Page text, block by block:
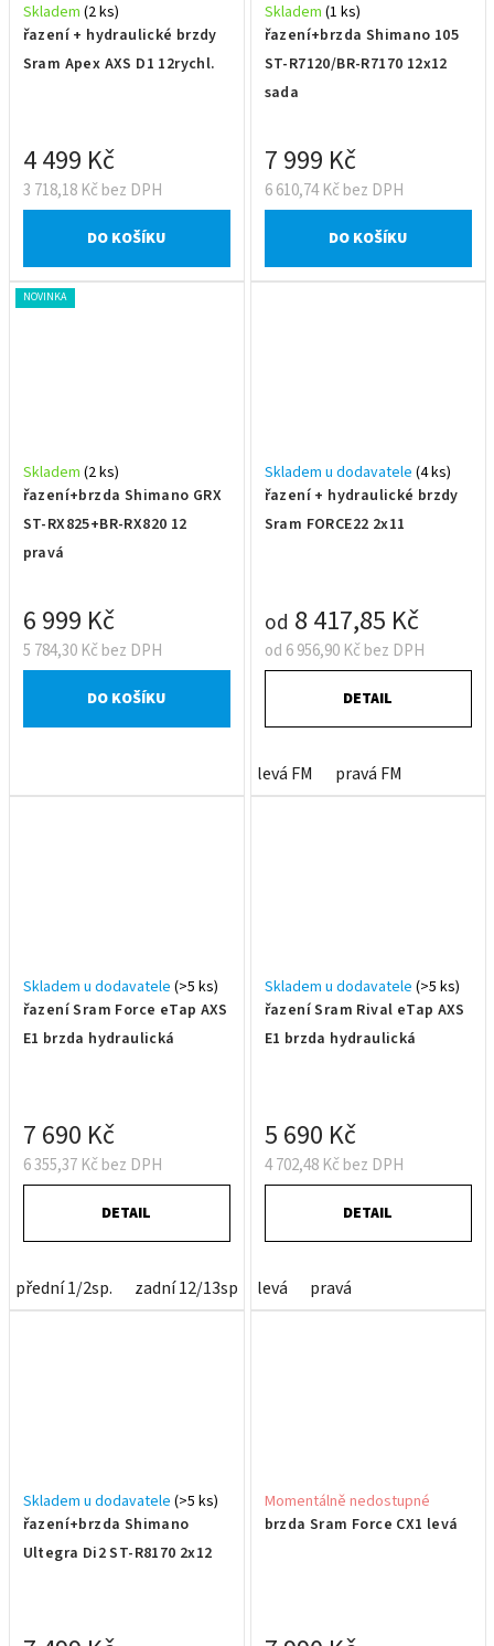
řazení + hydraulické brzdy
Sram Apex AXS D1 12rychl.
Skladem (2 ks)
3 718,18 Kč bez DPH
4 499 Kč
DO KOŠÍKU
řazení+brzda Shimano 105
ST-R7120/BR-R7170 12x12
sada
Skladem (1 ks)
6 610,74 Kč bez DPH
7 999 Kč
DO KOŠÍKU
NOVINKA
řazení+brzda Shimano GRX
ST-RX825+BR-RX820 12
pravá
Skladem (2 ks)
5 784,30 Kč bez DPH
6 999 Kč
DO KOŠÍKU
řazení + hydraulické brzdy
Sram FORCE22 2x11
Skladem u dodavatele (4 ks)
od 6 956,90 Kč bez DPH
od 8 417,85 Kč
DETAIL
levá FM pravá FM
řazení Sram Force eTap AXS
E1 brzda hydraulická
Skladem u dodavatele (>5 ks)
6 355,37 Kč bez DPH
7 690 Kč
DETAIL
přední 1/2sp. zadní 12/13sp
řazení Sram Rival eTap AXS
E1 brzda hydraulická
Skladem u dodavatele (>5 ks)
4 702,48 Kč bez DPH
5 690 Kč
DETAIL
levá pravá
řazení+brzda Shimano
Ultegra Di2 ST-R8170 2x12
Skladem u dodavatele (>5 ks)
brzda Sram Force CX1 levá
Momentálně nedostupné